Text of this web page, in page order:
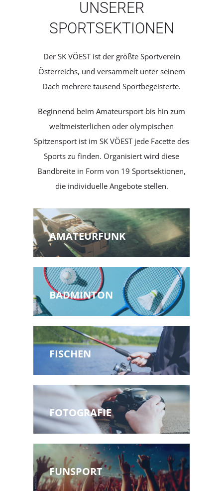
UNSERER
SPORTSEKTIONEN
Der SK VÖEST ist der größte Sportverein
Österreichs, und versammelt unter seinem
Dach mehrere tausend Sportbegeisterte.
Beginnend beim Amateursport bis hin zum
weltmeisterlichen oder olympischen
Spitzensport ist im SK VÖEST jede Facette des
Sports zu finden. Organisiert wird diese
Bandbreite in Form von 19 Sportsektionen,
die individuelle Angebote stellen.
AMATEURFUNK
BADMINTON
FISCHEN
FOTOGRAFIE
FUNSPORT